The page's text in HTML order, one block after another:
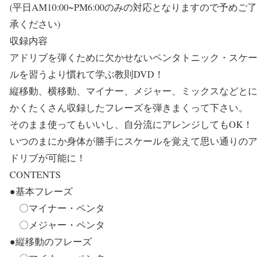
(平日AM10:00~PM6:00のみの対応となりますので予めご了
承ください)
収録内容
アドリブを弾くために欠かせないペンタトニック・スケー
ルを習うより慣れて学ぶ教則DVD！
縦移動、横移動、マイナー、メジャー、ミックスなどとに
かくたくさん収録したフレーズを弾きまくって下さい。
そのまま使ってもいいし、自分流にアレンジしてもOK！
いつのまにか身体が勝手にスケールを覚えて思い通りのア
ドリブが可能に！
CONTENTS
●基本フレーズ
〇マイナー・ペンタ
〇メジャー・ペンタ
●縦移動のフレーズ